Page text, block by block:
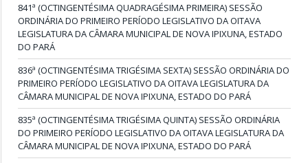
841ª (OCTINGENTÉSIMA QUADRAGÉSIMA PRIMEIRA) SESSÃO
ORDINÁRIA DO PRIMEIRO PERÍODO LEGISLATIVO DA OITAVA
LEGISLATURA DA CÂMARA MUNICIPAL DE NOVA IPIXUNA, ESTADO
DO PARÁ
836ª (OCTINGENTÉSIMA TRIGÉSIMA SEXTA) SESSÃO ORDINÁRIA DO
PRIMEIRO PERÍODO LEGISLATIVO DA OITAVA LEGISLATURA DA
CÂMARA MUNICIPAL DE NOVA IPIXUNA, ESTADO DO PARÁ
835ª (OCTINGENTÉSIMA TRIGÉSIMA QUINTA) SESSÃO ORDINÁRIA
DO PRIMEIRO PERÍODO LEGISLATIVO DA OITAVA LEGISLATURA DA
CÂMARA MUNICIPAL DE NOVA IPIXUNA, ESTADO DO PARÁ